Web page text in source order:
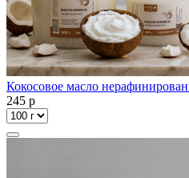
Кокосовое масло
245 p